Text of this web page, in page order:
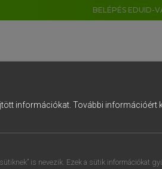
BELÉPÉS EDUID-
nagyszótár
információkat. További információért
is nevezik. Ezek a sütik információkat
5 6 7 8 9
r t z u i